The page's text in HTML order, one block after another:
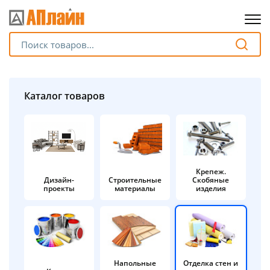
Каталог товаров
Дизайн-
проекты
Строительные
материалы
Крепеж.
Скобяные
изделия
Напольные
Отделка стен и
Разбейте
без переплат
График платежей
Сегодня
%